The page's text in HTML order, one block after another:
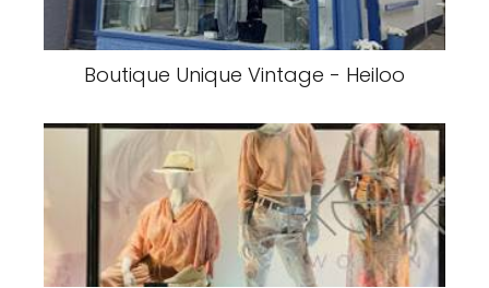
Boutique Unique Vintage - Heiloo